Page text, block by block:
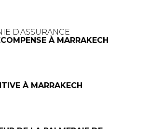
D'ASSURANCE
À MARRAKECH
À MARRAKECH